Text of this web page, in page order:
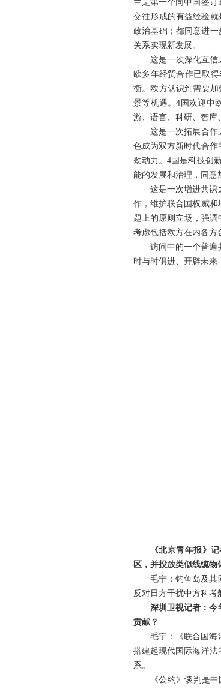
兰是第一个同中国签
交往形成的有益经验
政治基础；都同意进
关系实现新发展。
这是一次深化互
欧多年经贸合作已取
衡。欧方认识到需要
景等机遇。4国欢迎中
游、语言、科研、智库
这是一次拓展合作
色成为双方新时代合作
劲动力。4国是科技创
能的发展和治理，同意
这是一次增进共识
作，维护联合国权威和
题上的原则立场，强调
考虑包括欧方在内各方
访问中的一个普遍
时与时俱进、开辟未来
《北京青年报》
区，并投放类似线缆
毛宁：钓鱼岛及其
反对日方干扰中方科考
深圳卫视记者：今
贡献？
毛宁：《联合国海
搭建起现代国际海洋
系。
《公约》谈判是